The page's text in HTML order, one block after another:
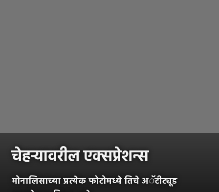
चेहऱ्यावरील एक्सप्रेशन्स
मोनालिसाच्या प्रत्येक फोटोमध्ये तिचे अॅटीट्यूड